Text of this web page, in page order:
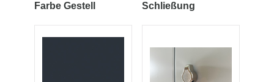
Farbe Gestell Schließung